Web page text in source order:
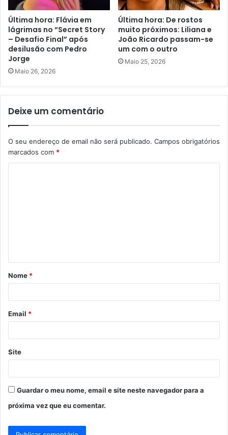
Última hora: Flávia em
lágrimas no “Secret Story
– Desafio Final” após
desilusão com Pedro
Jorge
Maio 26, 2026
Última hora: De rostos
muito próximos: Liliana e
João Ricardo passam-se
um com o outro
Maio 25, 2026
Deixe um comentário
O seu endereço de email não será publicado. Campos obrigatórios
marcados com *
á
r
*
Nome *
Email *
Site
Guardar o meu nome, email e site neste navegador para a
próxima vez que eu comentar.